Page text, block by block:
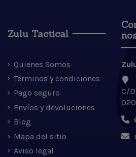
Zulu Tactical
Quienes Somos
Términos y condiciones
Pago seguro
Envíos y devoluciones
Blog
Mapa del sitio
Aviso legal
C/